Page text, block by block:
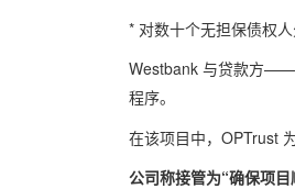
* 对数十个无担保债权
Westbank 与贷款方——
程序。
在该项目中，OPTrust
公司称接管为“确保项